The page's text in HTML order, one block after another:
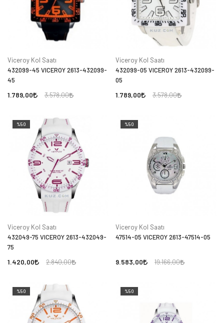
Viceroy Kol Saatı
432099-45 VICEROY 2613-432099-
45
1.789,00 3.578,00
Viceroy Kol Saatı
432099-05 VICEROY 2613-432099-
05
1.789,00 3.578,00
%50
Viceroy Kol Saatı
432049-75 VICEROY 2613-432049-
75
1.420,00 2.840,00
%50
Viceroy Kol Saatı
47514-05 VICEROY 2613-47514-05
9.583,00 19.166,00
%50 %50